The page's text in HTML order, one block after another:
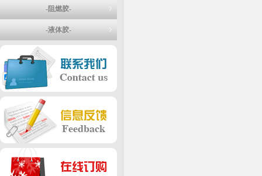
-阻燃胶-
-液体胶-